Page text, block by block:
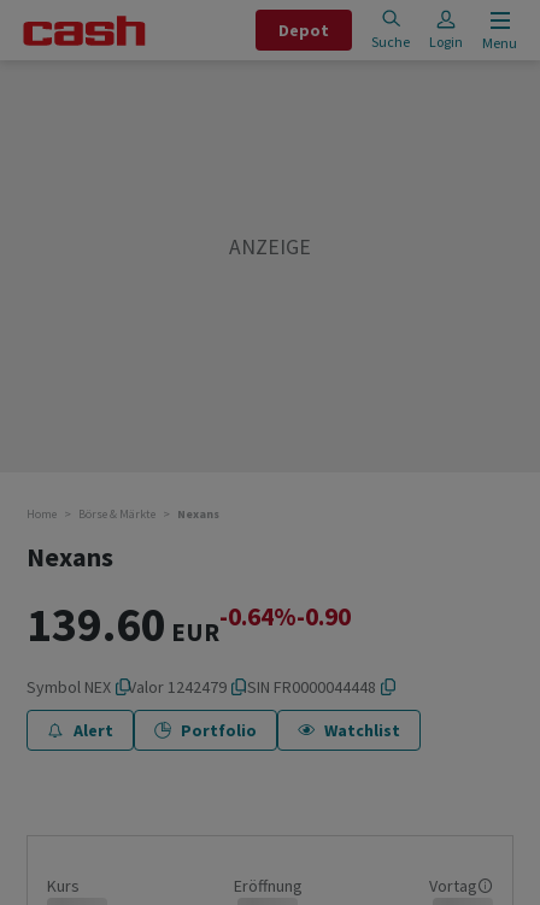
Depot
Suche Login Menu
Home Börse & Märkte Nexans
Nexans
139.60 EUR-0.64%-0.90
Symbol NEX Valor 1242479 ISIN FR0000044448
Alert
Portfolio Watchlist
Kurs Eröffnung Vortag